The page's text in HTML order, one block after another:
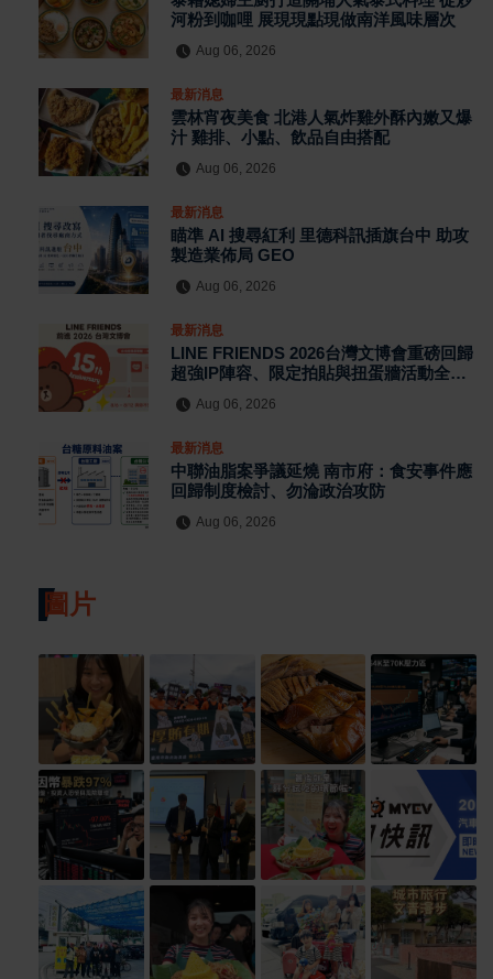
河粉到咖哩 展現現點現做南洋風味層次
Aug 06, 2026
最新消息
雲林宵夜美食 北港人氣炸雞外酥內嫩又爆
汁 雞排、小點、飲品自由搭配
Aug 06, 2026
最新消息
瞄準 AI 搜尋紅利 里德科訊插旗台中 助攻
製造業佈局 GEO
Aug 06, 2026
最新消息
LINE FRIENDS 2026台灣文博會重磅回歸
超強IP陣容、限定拍貼與扭蛋牆活動全公
Aug 06, 2026
最新消息
中聯油脂案爭議延燒 南市府：食安事件應
回歸制度檢討、勿淪政治攻防
Aug 06, 2026
圖片